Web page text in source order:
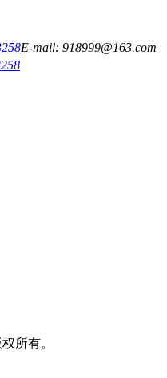
E-mail: 918999@163.com
所有。